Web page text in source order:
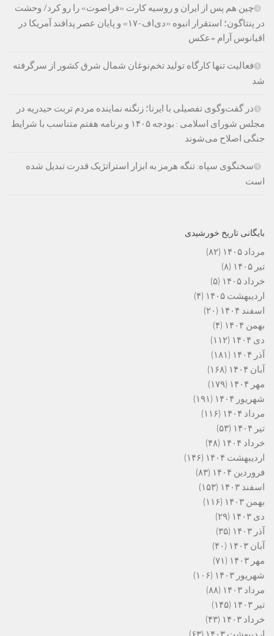
چین هم پس از ایران و روسیه کارت «فراصوت» را رو کرد/ وحشت
در پنتاگون؛ استقرار انبوه «دی‌اف‑۱۷» و پایان عصر پدافند آمریکا در
اقیانوس آرام +عکس
فعالیت تنها کارگاه تولید تخم‌نوغان شمال شرق کشور از سرگرفته
شد
در گفت‌وگوی تفصیلی با ایرنا؛ زنگنه نماینده مردم تربت حیدریه در
مجلس شورای اسلامی : بودجه ۱۴۰۵ و برنامه هفتم متناسب با شرایط
جنگی اصلاح می‌شوند
سخنگوی سپاه: تنگه هرمز به ابزار استراتژیک قدرت تبدیل شده
است
بایگانی تاریخ خورشیدی
مرداد ۱۴۰۵
(۸۲)
تیر ۱۴۰۵
(۸)
خرداد ۱۴۰۵
(۵)
اردیبهشت ۱۴۰۵
(۴)
اسفند ۱۴۰۴
(۲۰)
بهمن ۱۴۰۴
(۴)
دی ۱۴۰۴
(۱۱۲)
آذر ۱۴۰۴
(۱۸۱)
آبان ۱۴۰۴
(۱۶۸)
مهر ۱۴۰۴
(۱۷۹)
شهریور ۱۴۰۴
(۱۹۱)
مرداد ۱۴۰۴
(۱۱۶)
تیر ۱۴۰۴
(۵۳)
خرداد ۱۴۰۴
(۴۸)
اردیبهشت ۱۴۰۴
(۱۴۶)
فروردین ۱۴۰۴
(۸۳)
اسفند ۱۴۰۳
(۱۵۳)
بهمن ۱۴۰۳
(۱۱۶)
دی ۱۴۰۳
(۲۹)
آذر ۱۴۰۳
(۳۵)
آبان ۱۴۰۳
(۴۰)
مهر ۱۴۰۳
(۷۱)
شهریور ۱۴۰۳
(۱۰۶)
مرداد ۱۴۰۳
(۸۸)
تیر ۱۴۰۳
(۱۴۵)
خرداد ۱۴۰۳
(۴۳)